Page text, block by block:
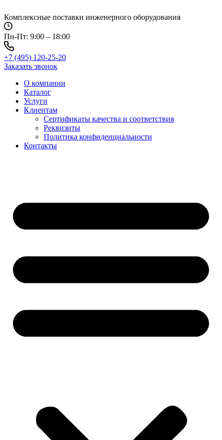
к
содержимому
Комплексные поставки инженерного оборудования
Пн-Пт: 9:00 – 18:00
+7 (495) 120-25-20
Заказать звонок
О компании
Каталог
Услуги
Клиентам
Сертификаты качества и соответствия
Реквизиты
Политика конфиден­циальности
Контакты